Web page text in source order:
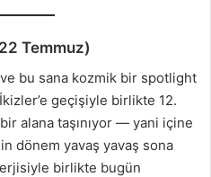
Temmuz)
bu sana kozmik bir spotlight
geçişiyle birlikte 12.
alana taşınıyor — yani içine
dönem yavaş yavaş sona
birlikte bugün